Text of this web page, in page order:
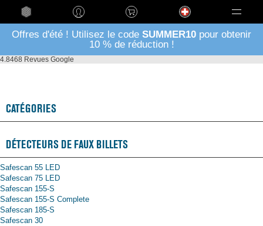
Language
Offres d'été ! Utilisez le code SUMMER10 pour obtenir
10 % de réduction !
4.8468 Revues Google
CATÉGORIES
DÉTECTEURS DE FAUX BILLETS
Safescan 55 LED
Safescan 75 LED
Safescan 155-S
Safescan 155-S Complete
Safescan 185-S
Safescan 30